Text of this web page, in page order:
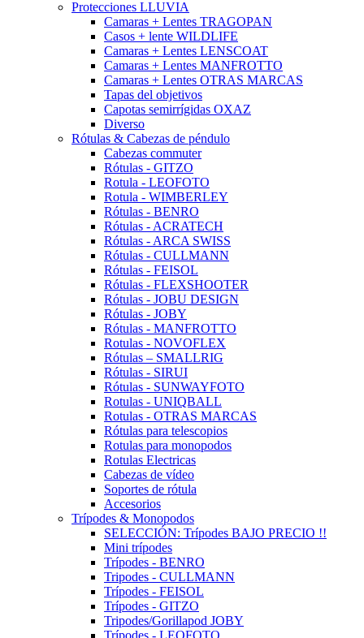
Protecciones LLUVIA
Camaras + Lentes TRAGOPAN
Casos + lente WILDLIFE
Camaras + Lentes LENSCOAT
Camaras + Lentes MANFROTTO
Camaras + Lentes OTRAS MARCAS
Tapas del objetivos
Capotas semirrígidas OXAZ
Diverso
Rótulas & Cabezas de péndulo
Cabezas commuter
Rótulas - GITZO
Rotula - LEOFOTO
Rotula - WIMBERLEY
Rótulas - BENRO
Rótulas - ACRATECH
Rótulas - ARCA SWISS
Rótulas - CULLMANN
Rótulas - FEISOL
Rótulas - FLEXSHOOTER
Rótulas - JOBU DESIGN
Rótulas - JOBY
Rótulas - MANFROTTO
Rotulas - NOVOFLEX
Rótulas – SMALLRIG
Rótulas - SIRUI
Rótulas - SUNWAYFOTO
Rotulas - UNIQBALL
Rotulas - OTRAS MARCAS
Rótulas para telescopios
Rotulas para monopodos
Rotulas Electricas
Cabezas de vídeo
Soportes de rótula
Accesorios
Trípodes & Monopodos
SELECCIÓN: Trípodes BAJO PRECIO !!
Mini trípodes
Trípodes - BENRO
Tripodes - CULLMANN
Trípodes - FEISOL
Trípodes - GITZO
Tripodes/Gorillapod JOBY
Trípodes - LEOFOTO